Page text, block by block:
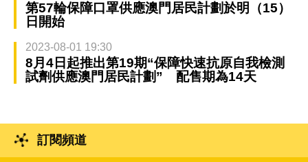
第57輪保障口罩供應澳門居民計劃於明（15）
日開始
2023-08-01 19:30
8月4日起推出第19期“保障快速抗原自我檢測
試劑供應澳門居民計劃” 配售期為14天
訂閱頻道